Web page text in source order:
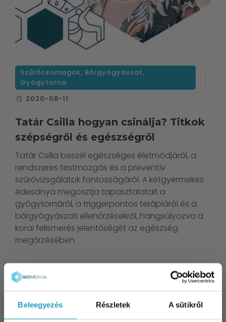
Beleegyezés Részletek A sütikről
Szűrőcsomagok, Bőrgyógyászat,
Gyógytorna
2020-08-11
Tatár Csilla hogyan csinálja? Titkok
szépségről és egészségről
Tatár Csilla beszél egészséges életmódjáról, a
rendszeres testmozgás és a preventív
szűrővizsgálatok fontosságáról. A kétgyermekes
édesanya megosztja tapasztalatait a
gyógytornáról, a triggerpontos terápiáról és a
bőrgyógyászati ellenőrzésekről, hangsúlyozva a
korai felismerés jelentőségét az egészség
megőrzésében.
További Cikkeink